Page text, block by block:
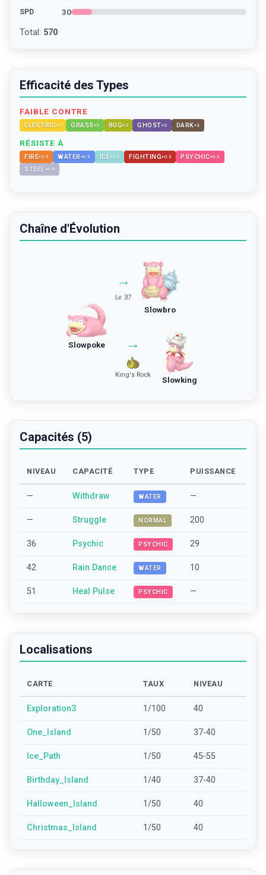
SPD 30
Total : 570
Efficacité des Types
FAIBLE CONTRE
ELECTRIC× 2 GRASS×2 BUG× 2 GHOST×2 DARK×2
RÉSISTE À
FIRE×0.5 WATER ×0.5 ICE×0.5 FIGHTING×0.5 PSYCHIC×0.5
STEEL ×0.5
Chaîne d'Évolution
Slowpoke
→
Lv. 37
Slowbro
→
King's Rock
Slowking
Capacités (5)
NIVEAU CAPACITÉ TYPE PUISSANCE
— Withdraw WATER —
— Struggle NORMAL 200
36 Psychic PSYCHIC 29
42 Rain Dance WATER 10
51 Heal Pulse PSYCHIC —
Localisations
CARTE TAUX NIVEAU
Exploration3 1/100 40
One_Island 1/50 37-40
Ice_Path 1/50 45-55
Birthday_Island 1/40 37-40
Halloween_Island 1/50 40
Christmas_Island 1/50 40